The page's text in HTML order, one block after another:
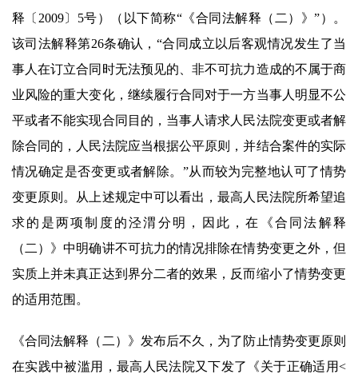
释〔2009〕5号）（以下简称“《合同法解释（二）》”）。
该司法解释第26条确认，“合同成立以后客观情况发生了当
事人在订立合同时无法预见的、非不可抗力造成的不属于商
业风险的重大变化，继续履行合同对于一方当事人明显不公
平或者不能实现合同目的，当事人请求人民法院变更或者解
除合同的，人民法院应当根据公平原则，并结合案件的实际
情况确定是否变更或者解除。”从而较为完整地认可了情势
变更原则。从上述规定中可以看出，最高人民法院所希望追
求的是两项制度的泾渭分明，因此，在《合同法解释
（二）》中明确讲不可抗力的情况排除在情势变更之外，但
实质上并未真正达到界分二者的效果，反而缩小了情势变更
的适用范围。
《合同法解释（二）》发布后不久，为了防止情势变更原则
在实践中被滥用，最高人民法院又下发了《关于正确适用<